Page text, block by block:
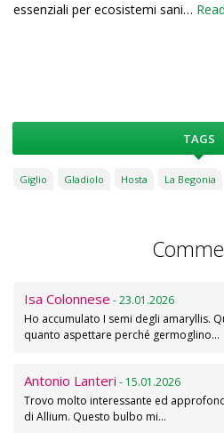
essenziali per ecosistemi sani…
TAGS
Giglio Gladiolo Hosta La Begonia
Isa Colonnese - 23.01.2026
Ho accumulato I semi degli amaryllis.
quanto aspettare perché germoglino…
Antonio Lanteri - 15.01.2026
Trovo molto interessante ed
di Allium. Questo bulbo mi…